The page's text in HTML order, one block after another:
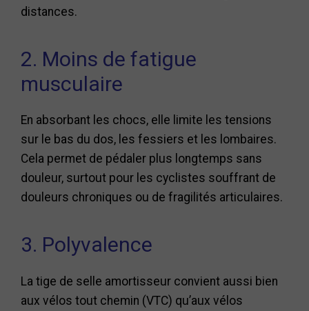
distances.
2. Moins de fatigue
musculaire
En absorbant les chocs, elle limite les tensions
sur le bas du dos, les fessiers et les lombaires.
Cela permet de pédaler plus longtemps sans
douleur, surtout pour les cyclistes souffrant de
douleurs chroniques ou de fragilités articulaires.
3. Polyvalence
La tige de selle amortisseur convient aussi bien
aux vélos tout chemin (VTC) qu’aux vélos